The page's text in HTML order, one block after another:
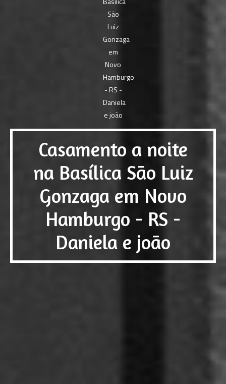
Casamento a noite
na Basílica São Luiz
Gonzaga em Novo
Hamburgo - RS -
Daniela e joão